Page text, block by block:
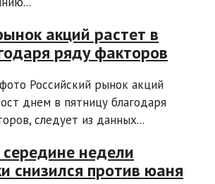
акций растет в
ряду факторов
Российский рынок акций
днем в пятницу благодаря
следует из данных...
середине недели
снизился против юаня